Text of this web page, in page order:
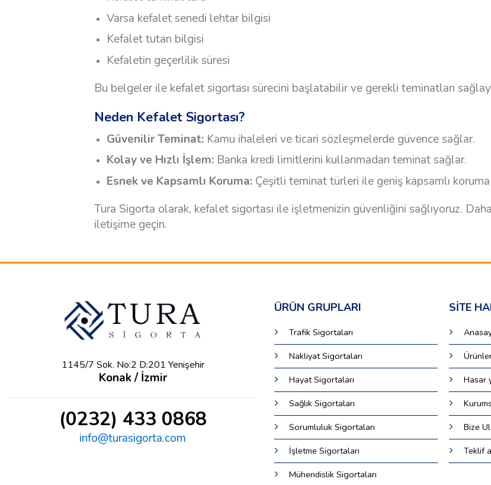
Varsa kefalet senedi lehtar bilgisi
Kefalet tutarı bilgisi
Kefaletin geçerlilik süresi
Bu belgeler ile kefalet sigortası sürecini başlatabilir ve gerekli teminatları
Neden Kefalet Sigortası?
Güvenilir Teminat:Kamu ihaleleri ve ticari sözleşmelerde güvence sağlar.
Kolay ve Hızlı İşlem:Banka kredi limitlerini kullanmadan teminat sağlar.
Esnek ve Kapsamlı Koruma:Çeşitli teminat türleri ile geniş kapsamlı koruma
Tura Sigorta olarak, kefalet sigortası ile işletmenizin güvenliğini sağlıyoruz.
iletişime geçin.
1145/7 Sok. No:2 D:201 Yenişehir
Konak / İzmir
(0232) 433 0868
info@turasigorta.com
ÜRÜN GRUPLARI
Trafik Sigortaları
Nakliyat Sigortaları
Hayat Sigortaları
Sağlık Sigortaları
Sorumluluk Sigortaları
İşletme Sigortaları
Mühendislik Sigortaları
SİTE
Hasar
Bize
Teklif